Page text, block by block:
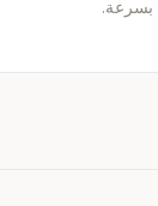
بسرعة.